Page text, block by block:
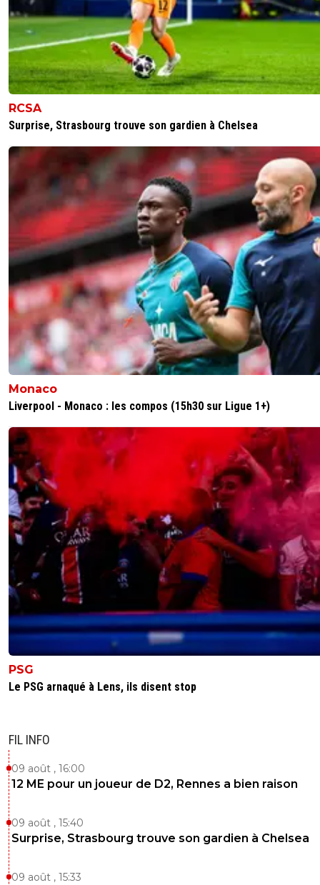
RCSA
Surprise, Strasbourg trouve son gardien à Chelsea
Monaco
Liverpool - Monaco : les compos (15h30 sur Ligue 1+)
PSG
Le PSG arnaqué à Lens, ils disent stop
FIL INFO
09 août , 16:00
12 ME pour un joueur de D2, Rennes a bien raison
09 août , 15:40
Surprise, Strasbourg trouve son gardien à Chelsea
09 août , 15:33